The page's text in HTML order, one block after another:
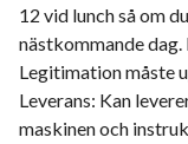
12 vid lunch så om
nästkommande
Legitimation måste
Leverans: Kan
maskinen och